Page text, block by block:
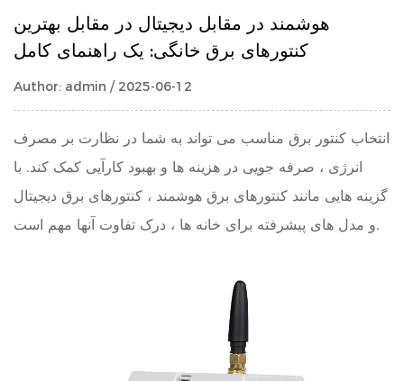
هوشمند در مقابل دیجیتال در مقابل بهترین
کنتورهای برق خانگی: یک راهنمای کامل
Author: admin / 2025-06-12
انتخاب کنتور برق مناسب می تواند به شما در نظارت بر مصرف
انرژی ، صرفه جویی در هزینه ها و بهبود کارآیی کمک کند. با
گزینه هایی مانند کنتورهای برق هوشمند ، کنتورهای برق دیجیتال
و مدل های پیشرفته برای خانه ها ، درک تفاوت آنها مهم است.